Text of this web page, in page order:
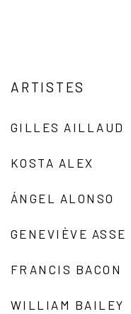
ARTISTES
GILLES AILLAUD
KOSTA ALEX
ÁNGEL ALONSO
GENEVIÈVE ASSE
FRANCIS BACON
WILLIAM BAILEY